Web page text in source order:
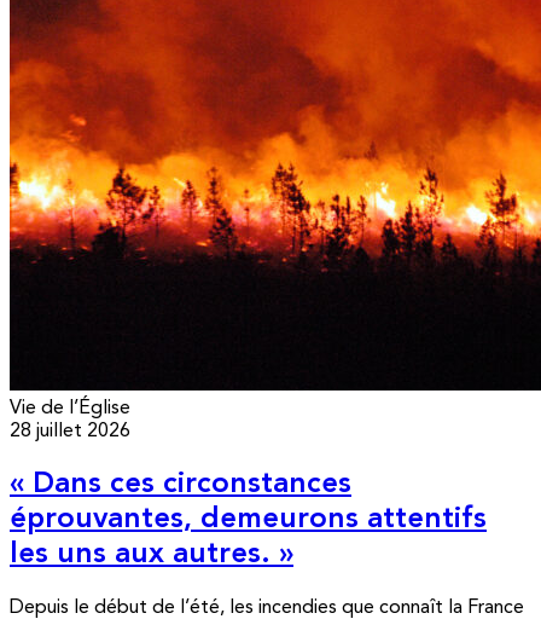
Vie de l’Église
28 juillet 2026
« Dans ces circonstances
éprouvantes, demeurons attentifs
les uns aux autres. »
Depuis le début de l’été, les incendies que connaît la France